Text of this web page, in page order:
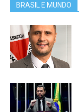
BRASIL E MUNDO